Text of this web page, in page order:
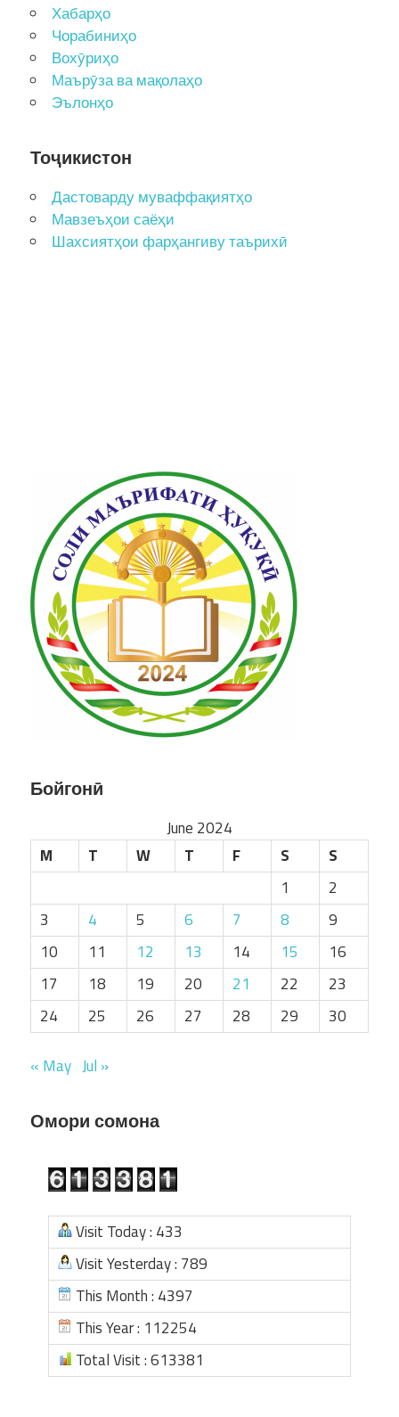
Хабарҳо
Чорабиниҳо
Вохӯриҳо
Маърӯза ва мақолаҳо
Эълонҳо
Тоҷикистон
Дастоварду муваффақиятҳо
Мавзеъҳои саёҳи
Шахсиятҳои фарҳангиву таърихӣ
Бойгонӣ
June 2024
M
T W T F S
S
1
2
3
4 5 6 7 8
9
10
11 12 13 14 15
16
17
18 19 20 21 22
23
24
25 26 27 28 29 30
« May Jul »
Омори сомона
Visit Today : 433
Visit Yesterday : 789
This Month : 4397
This Year : 112254
Total Visit : 613381